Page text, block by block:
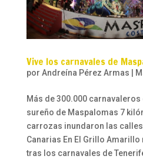
Vive los carnavales de
por Andreína Pérez Armas
Más de 300.000
sureño de Maspalomas 7
carrozas inundaron las
Canarias En El Grillo
tras los carnavales de